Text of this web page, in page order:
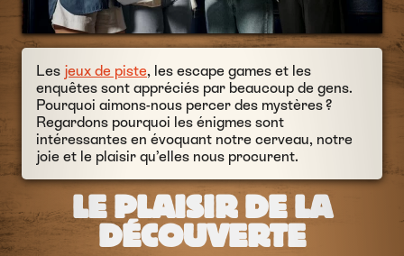
Les jeux de piste, les escape games et les
enquêtes sont appréciés par beaucoup de gens.
Pourquoi aimons-nous percer des mystères ?
Regardons pourquoi les énigmes sont
intéressantes en évoquant notre cerveau, notre
joie et le plaisir qu’elles nous procurent.
LE PLAISIR DE LA
DÉCOUVERTE